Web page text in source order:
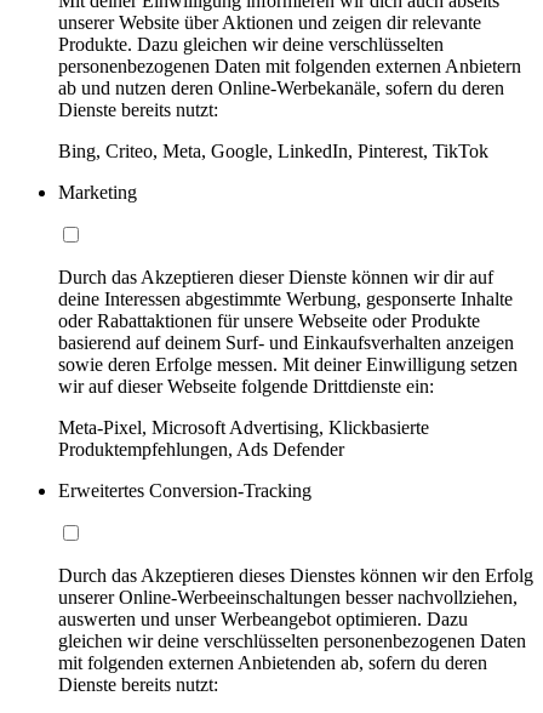
unserer Website über Aktionen und zeigen dir relevante
Produkte. Dazu gleichen wir deine verschlüsselten
personenbezogenen Daten mit folgenden externen Anbietern
ab und nutzen deren Online-Werbekanäle, sofern du deren
Dienste bereits nutzt:
Bing, Criteo, Meta, Google, LinkedIn, Pinterest, TikTok
Marketing
Durch das Akzeptieren dieser Dienste können wir dir auf
deine Interessen abgestimmte Werbung, gesponserte Inhalte
oder Rabattaktionen für unsere Webseite oder Produkte
basierend auf deinem Surf- und Einkaufsverhalten anzeigen
sowie deren Erfolge messen. Mit deiner Einwilligung setzen
wir auf dieser Webseite folgende Drittdienste ein:
Meta-Pixel, Microsoft Advertising, Klickbasierte
Produktempfehlungen, Ads Defender
Erweitertes Conversion-Tracking
Durch das Akzeptieren dieses Dienstes können wir den Erfolg
unserer Online-Werbeeinschaltungen besser nachvollziehen,
auswerten und unser Werbeangebot optimieren. Dazu
gleichen wir deine verschlüsselten personenbezogenen Daten
mit folgenden externen Anbietenden ab, sofern du deren
Dienste bereits nutzt: